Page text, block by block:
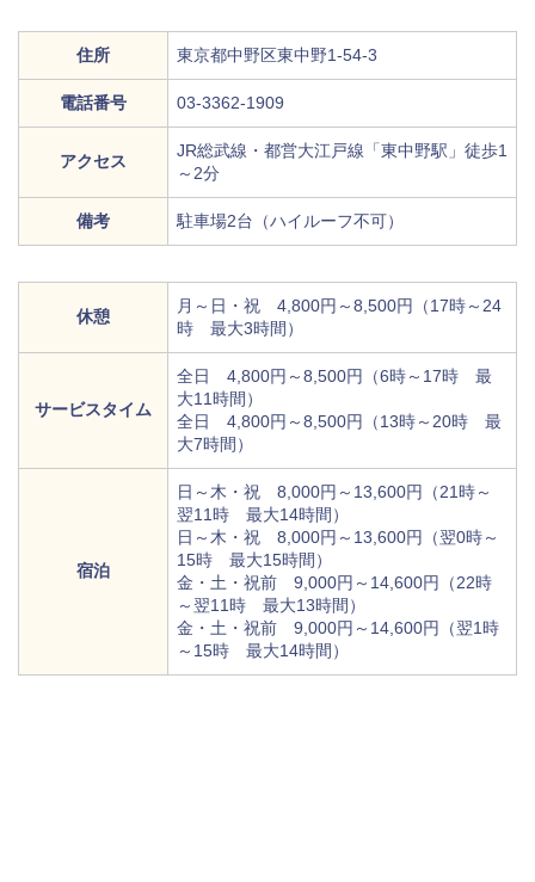
住所 東京都中野区東中野1-54-3
電話番号 03-3362-1909
アクセス
JR総武線・都営大江戸線「東中野駅」徒歩1
～2分
備考 駐車場2台（ハイルーフ不可）
休憩
月～日・祝 4,800円～8,500円（17時～24
時 最大3時間）
サービスタイム
全日 4,800円～8,500円（6時～17時 最
大11時間）
全日 4,800円～8,500円（13時～20時 最
大7時間）
宿泊
日～木・祝 8,000円～13,600円（21時～
翌11時 最大14時間）
日～木・祝 8,000円～13,600円（翌0時～
15時 最大15時間）
金・土・祝前 9,000円～14,600円（22時
～翌11時 最大13時間）
金・土・祝前 9,000円～14,600円（翌1時
～15時 最大14時間）